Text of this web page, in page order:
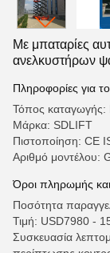
Με μπαταρίες
ανελκυστήρων
Πληροφορίες για
Τόπος καταγωγής:
Μάρκα: SDLIFT
Πιστοποίηση: CE
Αριθμό μοντέλου:
Όροι πληρωμής
Ποσότητα
Τιμή: USD7980 -
Συσκευασία